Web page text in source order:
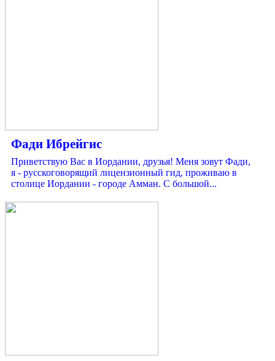
Фади Ибрейгис
Приветствую Вас в Иордании, друзья! Меня зовут Фади,
я - русскоговорящий лицензионный гид, проживаю в
столице Иордании - городе Амман. С большой...